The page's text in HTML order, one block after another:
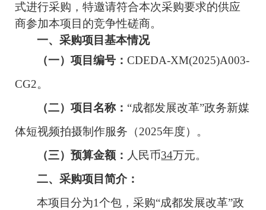
式进行采购，特邀请符合本次采购要求的供应
商参加本项目的竞争性磋商。
一、采购项目基本情况
（一）项目编号：CDEDA-XM(2025)A003-
CG2。
（二）项目名称： “成都发展改革”政务新媒
体短视频拍摄制作服务（2025年度） 。
（三）预算金额 ： 人民币34万元。
二、采购项目简介：
本项目分为1个包，采购“成都发展改革”政